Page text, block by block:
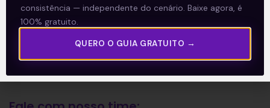
Artigos
E Eu Com Isso?
Vídeos no Youtube
consistência — independente do cenário. Baixe agora, é
100% gratuito.
QUERO O GUIA GRATUITO →